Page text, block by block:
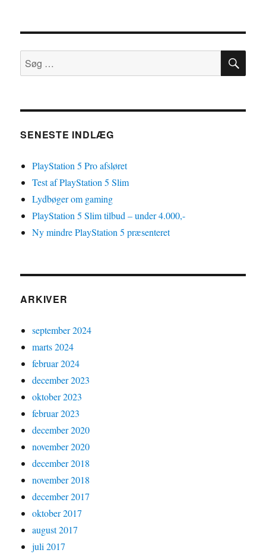
GT
PlayStation
Pro
Søg
efter:
SØG
SENESTE INDLÆG
PlayStation 5 Pro afsløret
Test af PlayStation 5 Slim
Lydbøger om gaming
PlayStation 5 Slim tilbud – under 4.000,-
Ny mindre PlayStation 5 præsenteret
ARKIVER
september 2024
marts 2024
februar 2024
december 2023
oktober 2023
februar 2023
december 2020
november 2020
december 2018
november 2018
december 2017
oktober 2017
august 2017
juli 2017